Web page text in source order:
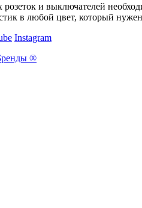
и выключателей
в любой цвет, который
Instagram
®